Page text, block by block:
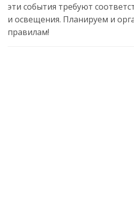
эти события требуют
и освещения. Планируем и
правилам!